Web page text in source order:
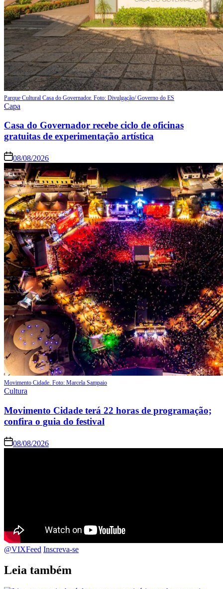
Parque Cultural Casa do Governador. Foto: Divulgação/ Governo do ES
Capa
Casa do Governador recebe ciclo de oficinas
gratuitas de experimentação artística
08/08/2026
Movimento Cidade. Foto: Marcela Sampaio
Cultura
Movimento Cidade terá 22 horas de programação;
confira o guia do festival
08/08/2026
@VIXFeed Inscreva-se
Leia também